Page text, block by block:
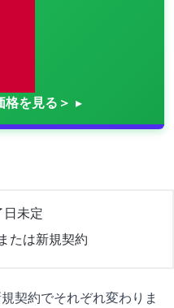
格を見る＞
未定
たは新規契約
契約でそれぞれ変わりま